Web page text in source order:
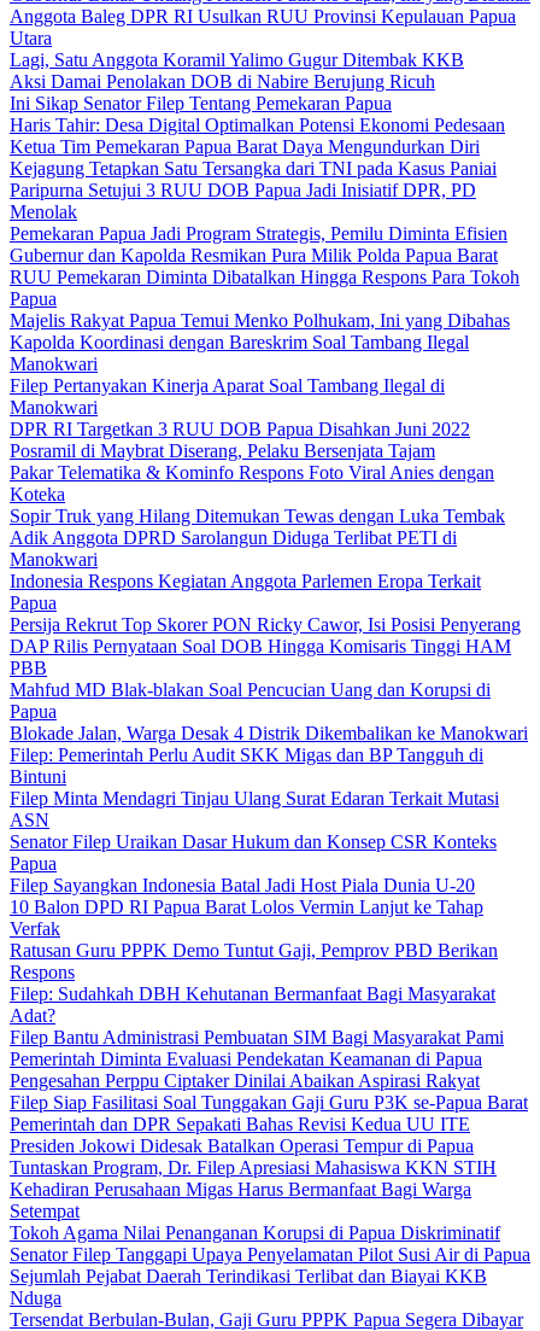
Anggota Baleg DPR RI Usulkan RUU Provinsi Kepulauan Papua
Utara
Lagi, Satu Anggota Koramil Yalimo Gugur Ditembak KKB
Aksi Damai Penolakan DOB di Nabire Berujung Ricuh
Ini Sikap Senator Filep Tentang Pemekaran Papua
Haris Tahir: Desa Digital Optimalkan Potensi Ekonomi Pedesaan
Ketua Tim Pemekaran Papua Barat Daya Mengundurkan Diri
Kejagung Tetapkan Satu Tersangka dari TNI pada Kasus Paniai
Paripurna Setujui 3 RUU DOB Papua Jadi Inisiatif DPR, PD
Menolak
Pemekaran Papua Jadi Program Strategis, Pemilu Diminta Efisien
Gubernur dan Kapolda Resmikan Pura Milik Polda Papua Barat
RUU Pemekaran Diminta Dibatalkan Hingga Respons Para Tokoh
Papua
Majelis Rakyat Papua Temui Menko Polhukam, Ini yang Dibahas
Kapolda Koordinasi dengan Bareskrim Soal Tambang Ilegal
Manokwari
Filep Pertanyakan Kinerja Aparat Soal Tambang Ilegal di
Manokwari
DPR RI Targetkan 3 RUU DOB Papua Disahkan Juni 2022
Posramil di Maybrat Diserang, Pelaku Bersenjata Tajam
Pakar Telematika & Kominfo Respons Foto Viral Anies dengan
Koteka
Sopir Truk yang Hilang Ditemukan Tewas dengan Luka Tembak
Adik Anggota DPRD Sarolangun Diduga Terlibat PETI di
Manokwari
Indonesia Respons Kegiatan Anggota Parlemen Eropa Terkait
Papua
Persija Rekrut Top Skorer PON Ricky Cawor, Isi Posisi Penyerang
DAP Rilis Pernyataan Soal DOB Hingga Komisaris Tinggi HAM
PBB
Mahfud MD Blak-blakan Soal Pencucian Uang dan Korupsi di
Papua
Blokade Jalan, Warga Desak 4 Distrik Dikembalikan ke Manokwari
Filep: Pemerintah Perlu Audit SKK Migas dan BP Tangguh di
Bintuni
Filep Minta Mendagri Tinjau Ulang Surat Edaran Terkait Mutasi
ASN
Senator Filep Uraikan Dasar Hukum dan Konsep CSR Konteks
Papua
Filep Sayangkan Indonesia Batal Jadi Host Piala Dunia U-20
10 Balon DPD RI Papua Barat Lolos Vermin Lanjut ke Tahap
Verfak
Ratusan Guru PPPK Demo Tuntut Gaji, Pemprov PBD Berikan
Respons
Filep: Sudahkah DBH Kehutanan Bermanfaat Bagi Masyarakat
Adat?
Filep Bantu Administrasi Pembuatan SIM Bagi Masyarakat Pami
Pemerintah Diminta Evaluasi Pendekatan Keamanan di Papua
Pengesahan Perppu Ciptaker Dinilai Abaikan Aspirasi Rakyat
Filep Siap Fasilitasi Soal Tunggakan Gaji Guru P3K se-Papua Barat
Pemerintah dan DPR Sepakati Bahas Revisi Kedua UU ITE
Presiden Jokowi Didesak Batalkan Operasi Tempur di Papua
Tuntaskan Program, Dr. Filep Apresiasi Mahasiswa KKN STIH
Kehadiran Perusahaan Migas Harus Bermanfaat Bagi Warga
Setempat
Tokoh Agama Nilai Penanganan Korupsi di Papua Diskriminatif
Senator Filep Tanggapi Upaya Penyelamatan Pilot Susi Air di Papua
Sejumlah Pejabat Daerah Terindikasi Terlibat dan Biayai KKB
Nduga
Tersendat Berbulan-Bulan, Gaji Guru PPPK Papua Segera Dibayar